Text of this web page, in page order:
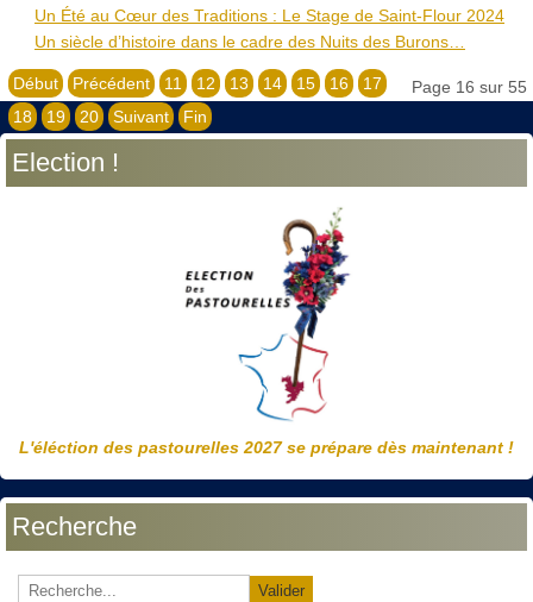
Un Été au Cœur des Traditions : Le Stage de Saint-Flour 2024
Un siècle d’histoire dans le cadre des Nuits des Burons…
Page 16 sur 55
Début Précédent 11 12 13 14 15 16
17
18
19 20 Suivant Fin
Election !
L'éléction des pastourelles 2027 se prépare dès maintenant !
Recherche
Valider